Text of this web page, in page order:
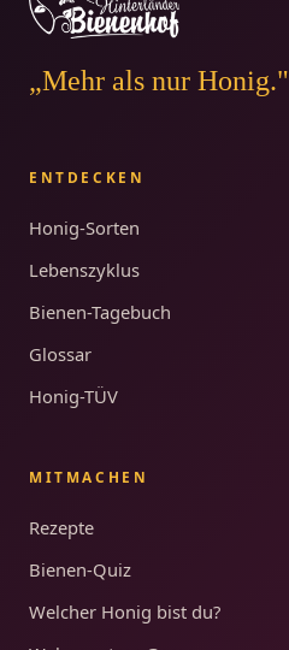
„Mehr als nur Honig."
ENTDECKEN
Honig-Sorten
Lebenszyklus
Bienen-Tagebuch
Glossar
Honig-TÜV
MITMACHEN
Rezepte
Bienen-Quiz
Welcher Honig bist du?